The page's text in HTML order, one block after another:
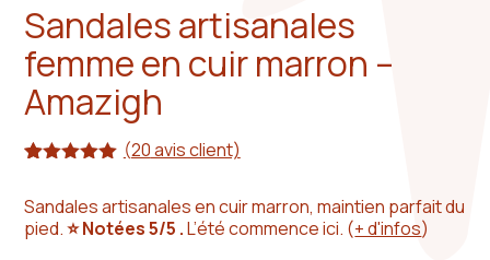
Sandales artisanales
femme en cuir marron –
Amazigh
basé sur
notations
(20avis client)
Sandales artisanales en cuir marron, maintien parfait du
pied.⭐ Notées 5/5 .L’été commence ici. (+ d'infos)